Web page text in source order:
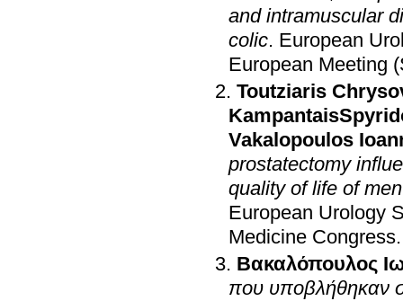
and intramuscular
colic. European
European Meeting
Toutziaris
Vakalopoulos
prostatectomy
European Urology
Medicine Congress
Βακαλόπουλος
που υποβλήθηκαν